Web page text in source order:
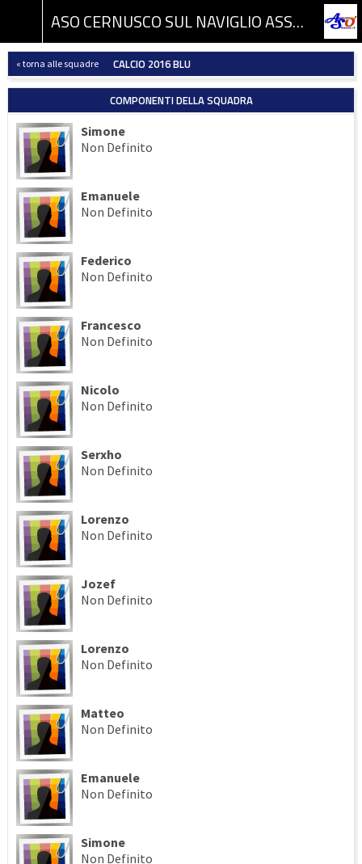
ASO CERNUSCO SUL NAVIGLIO ASSOCIAZIONE SPORTIVA DILETTANTISTICA
« torna alle squadre CALCIO 2016 BLU
COMPONENTI DELLA SQUADRA
Simone
Non Definito
Emanuele
Non Definito
Federico
Non Definito
Francesco
Non Definito
Nicolo
Non Definito
Serxho
Non Definito
Lorenzo
Non Definito
Jozef
Non Definito
Lorenzo
Non Definito
Matteo
Non Definito
Emanuele
Non Definito
Simone
Non Definito